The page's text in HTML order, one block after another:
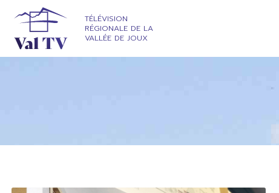
TÉLÉVISION
RÉGIONALE DE LA
VALLÉE DE JOUX